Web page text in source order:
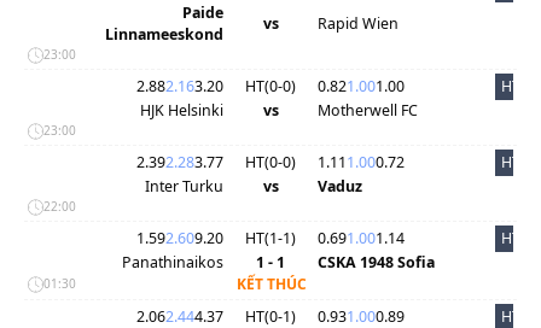
Paide
Linnameeskond
vs Rapid Wien
23:00
2.882.163.20 HT(0-0) 0.821.001.00
HT
HJK Helsinki
vs Motherwell FC
23:00
2.392.283.77 HT(0-0) 1.111.000.72
HT
Inter Turku
vs Vaduz
22:00
1.592.609.20 HT(1-1) 0.691.001.14
HT
Panathinaikos
1 - 1 CSKA 1948 Sofia
01:30
KẾT THÚC
2.062.444.37 HT(0-1) 0.931.000.89
HT